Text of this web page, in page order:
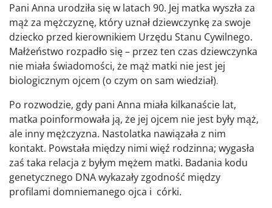
Pani Anna urodziła się w latach 90. Jej matka wyszła za
mąż za mężczyznę, który uznał dziewczynkę za swoje
dziecko przed kierownikiem Urzędu Stanu Cywilnego.
Małżeństwo rozpadło się – przez ten czas dziewczynka
nie miała świadomości, że mąż matki nie jest jej
biologicznym ojcem (o czym on sam wiedział).
Po rozwodzie, gdy pani Anna miała kilkanaście lat,
matka poinformowała ją, że jej ojcem nie jest były mąż,
ale inny mężczyzna. Nastolatka nawiązała z nim
kontakt. Powstała między nimi więź rodzinna; wygasła
zaś taka relacja z byłym mężem matki. Badania kodu
genetycznego DNA wykazały zgodność między
profilami domniemanego ojca i córki.